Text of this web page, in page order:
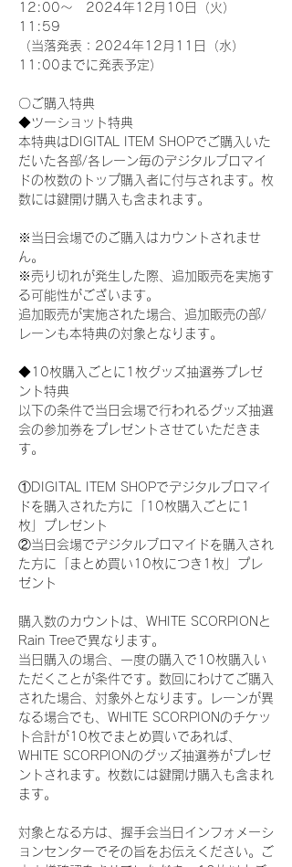
12:00～　2024年12月10日（火）
11:59
（当落発表：2024年12月11日（水）
11:00までに発表予定）
〇ご購入特典
◆ツーショット特典
本特典はDIGITAL ITEM SHOPでご購入いた
だいた各部/各レーン毎のデジタルブロマイ
ドの枚数のトップ購入者に付与されます。枚
数には鍵開け購入も含まれます。
※当日会場でのご購入はカウントされませ
ん。
※売り切れが発生した際、追加販売を実施す
る可能性がございます。
追加販売が実施された場合、追加販売の部/
レーンも本特典の対象となります。
◆10枚購入ごとに1枚グッズ抽選券プレゼ
ント特典
以下の条件で当日会場で行われるグッズ抽選
会の参加券をプレゼントさせていただきま
す。
①DIGITAL ITEM SHOPでデジタルブロマイ
ドを購入された方に「10枚購入ごとに1
枚」プレゼント
②当日会場でデジタルブロマイドを購入され
た方に「まとめ買い10枚につき1枚」プレ
ゼント
購入数のカウントは、WHITE SCORPIONと
Rain Treeで異なります。
当日購入の場合、一度の購入で10枚購入い
ただくことが条件です。数回にわけてご購入
された場合、対象外となります。レーンが異
なる場合でも、WHITE SCORPIONのチケッ
ト合計が10枚でまとめ買いであれば、
WHITE SCORPIONのグッズ抽選券がプレゼ
ントされます。枚数には鍵開け購入も含まれ
ます。
対象となる方は、握手会当日インフォメーシ
ョンセンターでその旨をお伝えください。ご